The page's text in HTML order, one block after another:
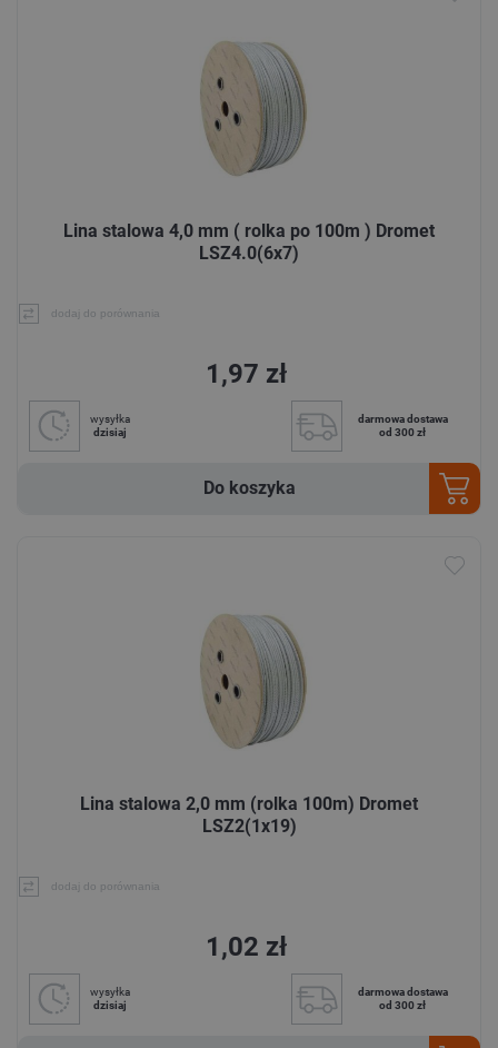
Lina stalowa 4,0 mm ( rolka po 100m ) Dromet
LSZ4.0(6x7)
dodaj do porównania
1,97 zł
wysyłka
dzisiaj
darmowa dostawa
od 300 zł
Do koszyka
Lina stalowa 2,0 mm (rolka 100m) Dromet
LSZ2(1x19)
dodaj do porównania
1,02 zł
wysyłka
dzisiaj
darmowa dostawa
od 300 zł